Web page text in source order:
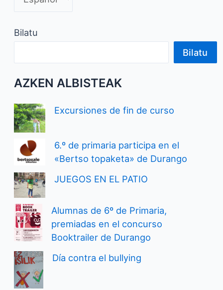
Bilatu
Bilatu
AZKEN ALBISTEAK
Excursiones de fin de curso
6.º de primaria participa en el
«Bertso topaketa» de Durango
JUEGOS EN EL PATIO
Alumnas de 6º de Primaria,
premiadas en el concurso
Booktrailer de Durango
Día contra el bullying